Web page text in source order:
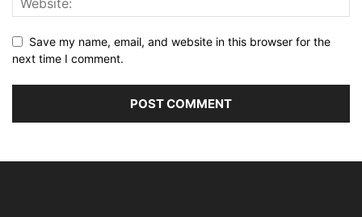
Save my name, email, and website in this browser for the
next time I comment.